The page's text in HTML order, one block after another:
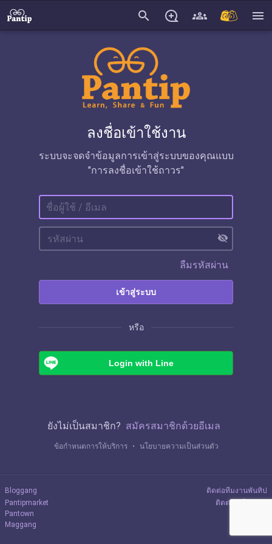
search menu
ลงชื่อเข้าใช้งาน
ระบบจะจดจำข้อมูลการเข้าสู่ระบบของคุณแบบ
"การลงชื่อเข้าใช้ถาวร"
visibility_off
ลืมรหัสผ่าน
เข้าสู่ระบบ
หรือ
Login with Line
ยังไม่เป็นสมาชิก? สมัครสมาชิกด้วยอีเมล
ข้อกำหนดการให้บริการ ・ นโยบายความเป็นส่วนตัว
Bloggang
Pantipmarket
Pantown
Maggang
ติดต่อทีมงานพันทิป
ติดต่อลงโฆษณา